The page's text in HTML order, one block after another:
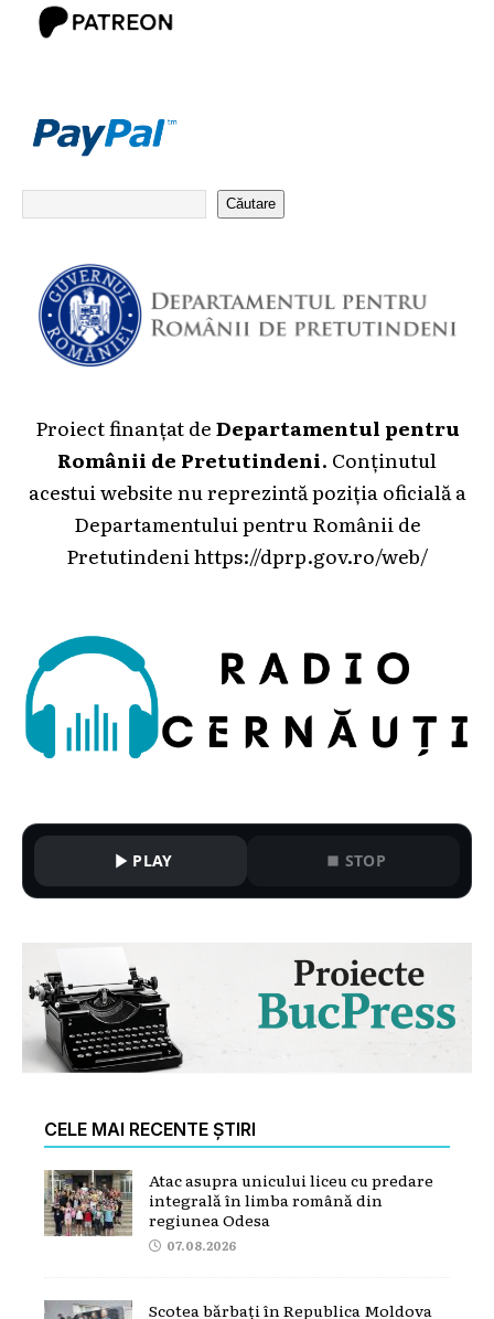
Căutare
Proiect finanțat deDepartamentul pentru
Românii de Pretutindeni. Conținutul
acestui website nu reprezintă poziția oficială a
Departamentului pentru Românii de
Pretutindeni https://dprp.gov.ro/web/
PLAY STOP
CELE MAI RECENTE ȘTIRI
Atac asupra unicului liceu cu predare
integrală în limba română din
regiunea Odesa
07.08.2026
Scotea bărbați în Republica Moldova